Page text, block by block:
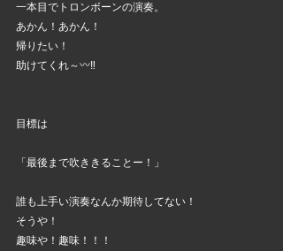
一本目でトロンボーンの演奏。
あかん！あかん！
帰りたい！
助けてくれ～〰️‼️
目標は
「最後まで吹ききることー！」
誰も上手い演奏なんか期待してない！
そうや！
趣味や！趣味！！！